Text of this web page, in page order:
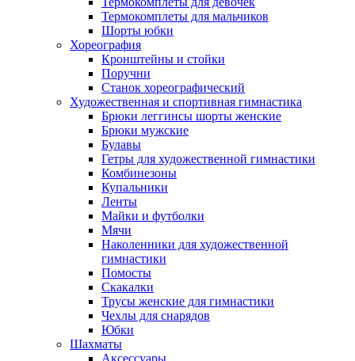
Термокомплеты для мальчиков
Шорты юбки
Хореография
Кронштейны и стойки
Поручни
Станок хореографический
Художественная и спортивная гимнастика
Брюки леггинсы шорты женские
Брюки мужские
Булавы
Гетры для художественной гимнастики
Комбинезоны
Купальники
Ленты
Майки и футболки
Мячи
Наколенники для художественной
гимнастики
Помосты
Скакалки
Трусы женские для гимнастики
Чехлы для снарядов
Юбки
Шахматы
Аксессуары